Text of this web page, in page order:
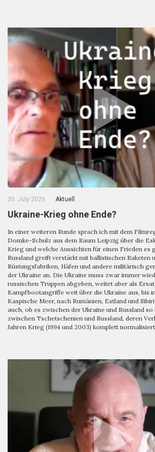
30. July 2026 Aktuell
Ukraine-Krieg ohne Ende?
In einer weiteren Runde sprach ich mit dem
Domke-Schulz aus dem Raum Leipzig über die
Krieg und welche Aussichten für einen Frieden es
Russland greift verstärkt mit ballistischen Raketen
Rüstungsfabriken, Häfen und andere militärisch
der Ukraine an. Die Ukraine muss zwar immer
russischen Truppen abgeben, weitet aber als
Kampfbootangriffe weit über die Ukraine aus, bis
Kaspische Meer, nach Rumänien, Estland und
auch, ob es zwischen der Ukraine und Russland
zwischen Tschetschenien und Russland, deren
Jahren Krieg (1994 und 2003) komplett